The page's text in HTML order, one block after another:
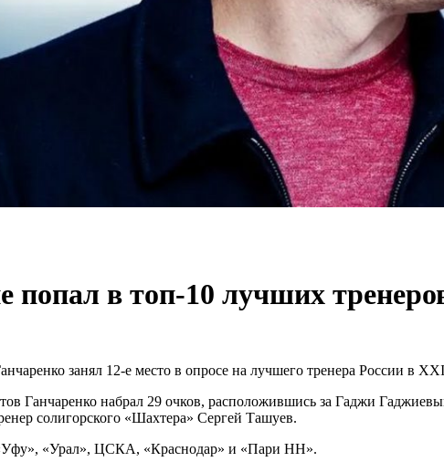
попал в топ-10 лучших
занял 12-е место в опросе на лучшего тренера России в
Ганчаренко набрал 29 очков, расположившись за Гаджи
солигорского «Шахтера» Сергей Ташуев.
«Урал», ЦСКА, «Краснодар» и «Пари НН».